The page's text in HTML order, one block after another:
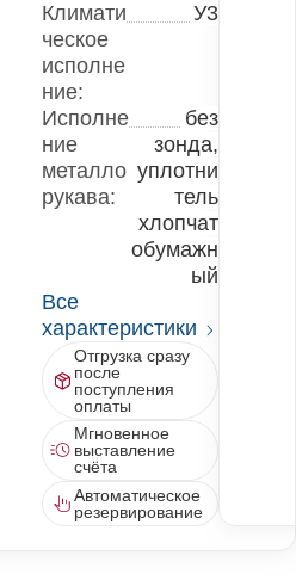
Климати
ческое
исполне
ние:
У3
Исполне
ние
металло
рукава:
без
зонда,
уплотни
тель
хлопчат
обумажн
ый
Все
характеристики
Отгрузка сразу
после
поступления
оплаты
Мгновенное
выставление
счёта
Автоматическое
резервирование